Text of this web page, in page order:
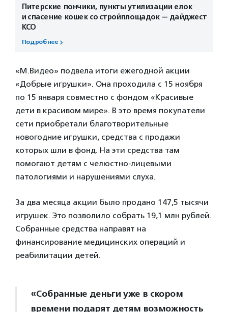
Питерские пончики, пункты утилизации елок
и спасение кошек со стройплощадок — дайджест
КСО
Подробнее
«М.Видео» подвела итоги ежегодной акции
«Добрые игрушки». Она проходила с 15 ноября
по 15 января совместно с фондом «Красивые
дети в красивом мире». В это время покупатели
сети приобретали благотворительные
новогодние игрушки, средства с продажи
которых шли в фонд. На эти средства там
помогают детям с челюстно-лицевыми
патологиями и нарушениями слуха.
За два месяца акции было продано 147,5 тысячи
игрушек. Это позволило собрать 19,1 млн рублей.
Собранные средства направят на
финансирование медицинских операций и
реабилитации детей.
«Собранные деньги уже в скором
времени подарят детям возможность